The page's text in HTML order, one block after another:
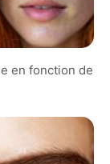
en fonction de